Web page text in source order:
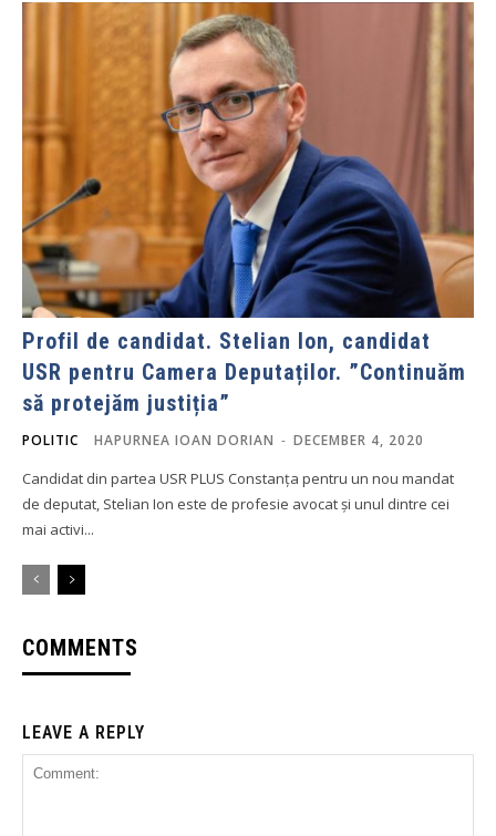
Profil de candidat. Stelian Ion, candidat
USR pentru Camera Deputaților. ”Continuăm
să protejăm justiția”
POLITIC HAPURNEA IOAN DORIAN - DECEMBER 4, 2020
Candidat din partea USR PLUS Constanța pentru un nou mandat
de deputat, Stelian Ion este de profesie avocat și unul dintre cei
mai activi...
COMMENTS
LEAVE A REPLY